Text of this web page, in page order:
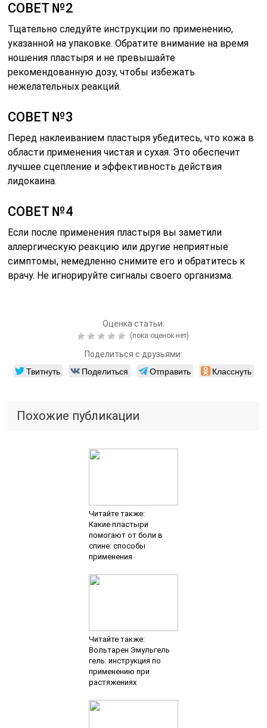
СОВЕТ №2
Тщательно следуйте инструкции по применению,
указанной на упаковке. Обратите внимание на время
ношения пластыря и не превышайте
рекомендованную дозу, чтобы избежать
нежелательных реакций.
СОВЕТ №3
Перед наклеиванием пластыря убедитесь, что кожа в
области применения чистая и сухая. Это обеспечит
лучшее сцепление и эффективность действия
лидокаина.
СОВЕТ №4
Если после применения пластыря вы заметили
аллергическую реакцию или другие неприятные
симптомы, немедленно снимите его и обратитесь к
врачу. Не игнорируйте сигналы своего организма.
Оценка статьи:
(пока оценок нет)
Поделиться с друзьями:
Твитнуть Поделиться Отправить Класснуть
Похожие публикации
Читайте также:
Какие пластыри
помогают от боли в
спине: способы
применения
Читайте также:
Вольтарен Эмульгель
гель: инструкция по
применению при
растяжениях